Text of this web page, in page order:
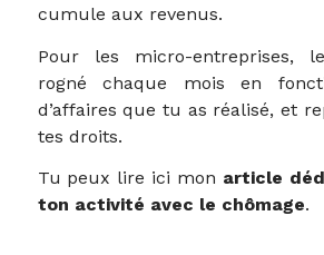
cumule aux revenus.
Pour les micro-entreprises,
rogné chaque mois en
d’affaires que tu as réalisé, et
tes droits.
Tu peux lire ici mon article
ton activité avec le chômage.